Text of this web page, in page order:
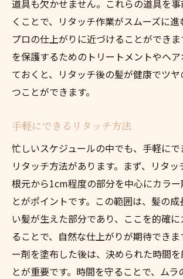
プロに聞いたリタッチの秘訣
忙しい現代人のためのヘアカラー
ド
時間がない人向けのリタッチ
すぐに試せるリタッチ方法
時短でできるリタッチのテクニ
失敗しないリタッチのポイン
リタッチを習慣化するための
ヘアカラー維持のための時短リタ
ク
短時間で完了するリタッチ法
プロが教える時短リタッチの
朝の忙しい時間でもできるリ
道具も欠かせません。これらの道具を
くことで、リタッチ作業がスムーズに進
プロの仕上がりに近づけることができ
を保護するためのトリートメントやヘ
ておくと、リタッチ後の髪が健康でツ
つことができます。
手軽にできるリタッチ方法
忙しいスケジュールの中でも、手軽に
リタッチ方法があります。まず、リタッ
根元から1cm程度の部分を中心にカラ
とがポイントです。この範囲は、髪の成
い髪が生えた部分であり、ここを的確
ることで、自然な仕上がりが期待できま
ー剤を塗布した後は、決められた時間
とが重要です。時間を守ることで、ム